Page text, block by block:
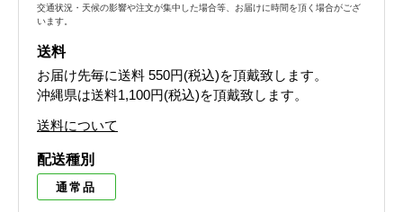
交通状況・天候の影響や注文が集中した場合等、お届けに時間を頂く場合がござ
います。
送料
お届け先毎に送料 550円(税込)を頂戴致します。
沖縄県は送料1,100円(税込)を頂戴致します。
送料について
配送種別
通常品